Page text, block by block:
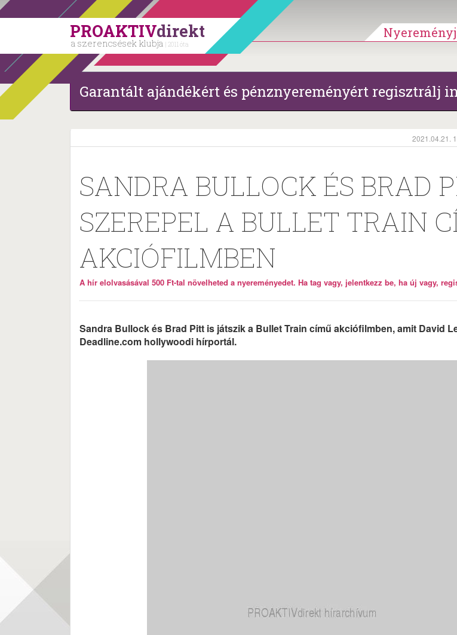
PROAKTIVdirekt
a szerencsések klubja | 2011 óta
Garantált ajándékért és pénznyereményért regisztrálj
2021.04.21.
SANDRA BULLOCK ÉS BRAD
SZEREPEL A BULLET TRAIN
AKCIÓFILMBEN
A hír elolvasásával 500 Ft-tal növelheted a nyereményedet. Ha tag vagy, jelentkezz be, ha új vagy,
Sandra Bullock és Brad Pitt is játszik a Bullet Train című akciófilmben, amit David
Deadline.com hollywoodi hírportál.